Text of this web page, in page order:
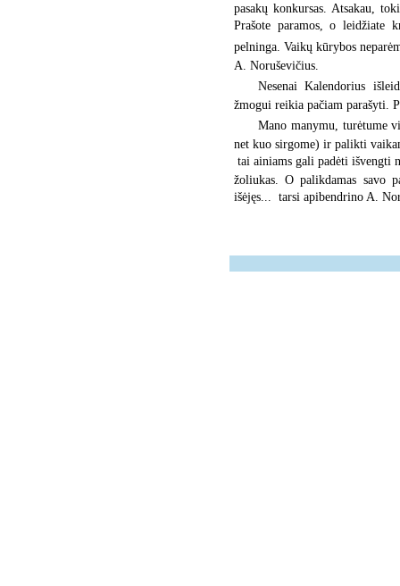
pasakų konkursas. Atsakau,
Prašote paramos, o leidžiate
pelninga. Vaikų kūrybos
A. Noruševičius.
Nesenai Kalendorius
žmogui reikia pačiam parašyti.
Mano manymu,
net kuo sirgome) ir palikti
 tai ainiams gali padėti
žoliukas. O palikdamas savo
išėjęs...  tarsi apibendrino A.